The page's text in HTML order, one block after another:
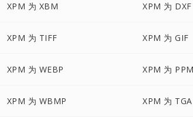
XPM 为 XBM XPM 为 DXF
XPM 为 TIFF XPM 为 GIF
XPM 为 WEBP XPM 为
XPM 为 WBMP XPM 为 TGA